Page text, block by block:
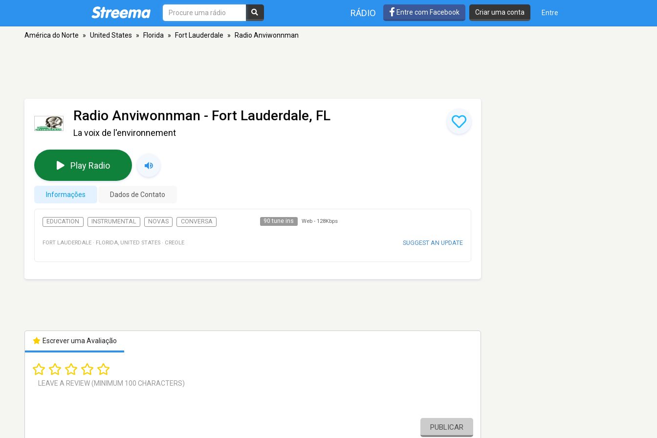
RÁDIO Entre com Facebook Criar uma conta Entre
América do Norte » United States » Florida » Fort Lauderdale » Radio Anviwonnman
Radio Anviwonnman - Fort Lauderdale, FL
La voix de l'environnement
Play Radio
Informações Dados de Contato
EDUCATION INSTRUMENTAL NOVAS CONVERSA 90 tune ins Web - 128Kbps
FORT LAUDERDALE · FLORIDA, UNITED STATES · CREOLE SUGGEST AN UPDATE
Escrever uma Avaliação
PUBLICAR